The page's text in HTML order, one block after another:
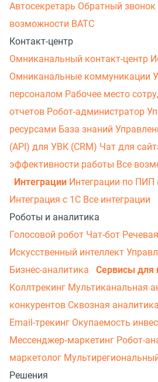
Автосекретарь Обратный звонок
возможности ВАТС
Контакт-центр
Омниканальный контакт-центр
Омниканальные коммуникации
персоналом Рабочее место
отчетов Робот-администратор
ресурсами База знаний
(API) для УВК (CRM) Чат для
эффективности работы Все
Интеграции Интеграции по ПИП
Интеграция с 1С Все интеграции
Роботы и аналитика
Голосовой робот Чат-бот
Искусственный интеллект
Бизнес-аналитика
Сервисы для
Коллтрекинг Мультиканальная
конкурентов Сквозная аналитика
Email-трекинг Окупаемость
Мессенджер‑маркетинг Робот-
маркетолог
Решения